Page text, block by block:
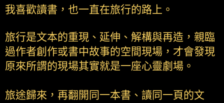
我喜歡讀書，也一直在旅行的路上。
旅行是文本的重現、延伸、解構與再造，親臨
過作者創作或書中故事的空間現場，才會發現
原來所謂的現場其實就是一座心靈劇場。
旅途歸來，再翻開同一本書、讀同一頁的文